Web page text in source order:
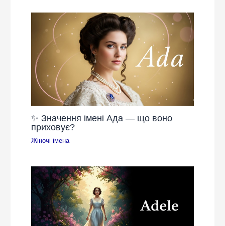
✨ Значення імені Ада — що воно
приховує?
Жіночі імена